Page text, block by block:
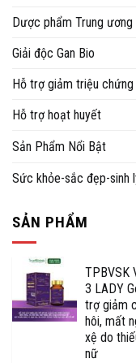
Dược phẩm Trung ương
Giải độc Gan Bio
Hỗ trợ giảm triệu
Hỗ trợ hoạt huyết
Sản Phẩm Nổi Bật
Sức khỏe-sắc đẹp-sinh
SẢN PHẨM
TPBVSK
3 LADY
trợ giảm
hôi, mất
xệ do
nữ